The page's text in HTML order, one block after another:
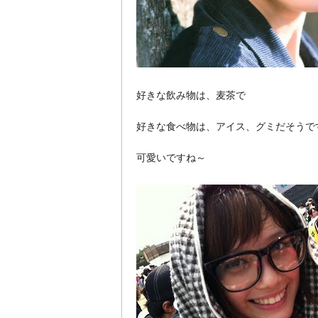
好きな飲み物は、麦茶で
好きな食べ物は、アイス、グミだそうで
可愛いですね～